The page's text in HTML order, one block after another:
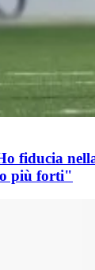
fiducia
più forti"